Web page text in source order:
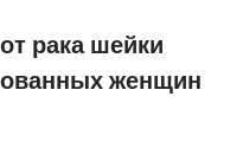
рака шейки
женщин